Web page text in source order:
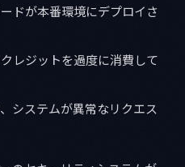
ドが本番環境にデプロイさ
レジットを過度に消費して
システムが異常なリクエス